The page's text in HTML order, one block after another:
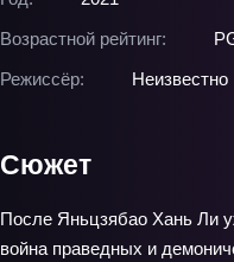
Возрастной рейтинг:
Режиссёр:
Неизвестно
Сюжет
После Яньцзябао Хань Ли
война праведных и